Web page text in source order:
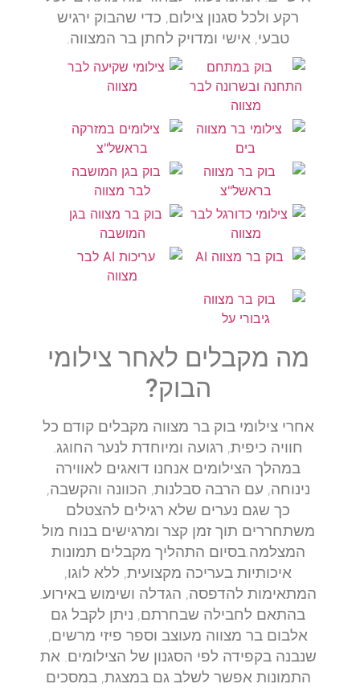
רקע ולכל סגנון צילום, כדי שהבוק ירגיש
טבעי, אישי ומדויק לחתן בר המצווה.
מה מקבלים לאחר צילומי
הבוק?
אחרי צילומי בוק בר מצווה מקבלים קודם כל
חוויה כיפית, רגועה ומיוחדת לנער החוגג.
במהלך הצילומים אנחנו דואגים לאווירה
נינוחה, עם הרבה סבלנות, הכוונה והקשבה,
כך שגם נערים שלא רגילים להצטלם
משתחררים תוך זמן קצר ומרגישים בנוח מול
המצלמה.בסיום התהליך מקבלים תמונות
איכותיות בעריכה מקצועית, ללא לוגו,
המתאימות להדפסה, הגדלה ושימוש באירוע.
בהתאם לחבילה שבחרתם, ניתן לקבל גם
אלבום בר מצווה מעוצב וספר פיזי מרשים,
שנבנה בקפידה לפי הסגנון של הצילומים. את
התמונות אפשר לשלב גם במצגת, במסכים